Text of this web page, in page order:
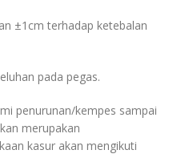
±1cm terhadap ketebalan
pada pegas.
penurunan/kempes sampai
merupakan
kasur akan mengikuti